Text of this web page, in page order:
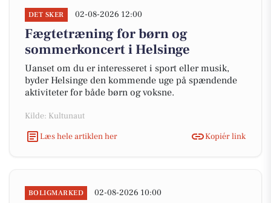
DET SKER 02-08-2026 12:00
Fægtetræning for børn og
sommerkoncert i Helsinge
Uanset om du er interesseret i sport eller musik,
byder Helsinge den kommende uge på spændende
aktiviteter for både børn og voksne.
Kilde: Kultunaut
Læs hele artiklen her
Kopiér link
BOLIGMARKED 02-08-2026 10:00